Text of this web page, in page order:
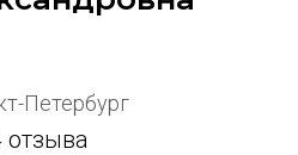
Петербург
отзыва